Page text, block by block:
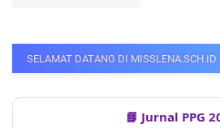
MISSLENA.SCH.ID | PUSAT INFORMASI
📘 Jurnal PPG